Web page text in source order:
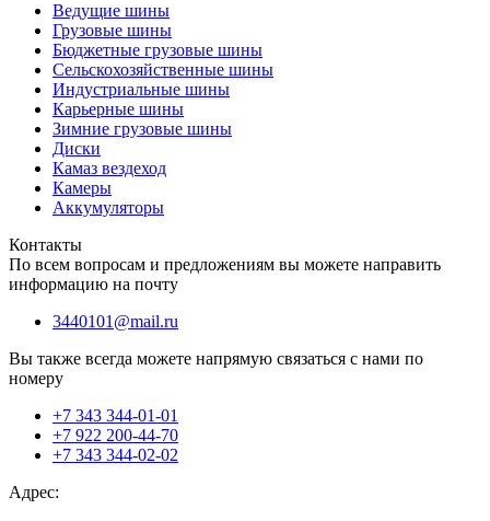
Ведущие шины
Грузовые шины
Бюджетные грузовые шины
Сельскохозяйственные шины
Индустриальные шины
Карьерные шины
Зимние грузовые шины
Диски
Камаз вездеход
Камеры
Аккумуляторы
Контакты
По всем вопросам и предложениям вы можете направить
информацию на почту
3440101@mail.ru
Вы также всегда можете напрямую связаться с нами по
номеру
+7 343 344-01-01
+7 922 200-44-70
+7 343 344-02-02
Адрес: